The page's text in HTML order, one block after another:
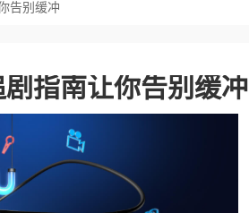
告别缓冲
指南让你告别缓冲